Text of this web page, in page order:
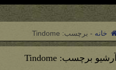
خانه - برچسب: Tindome
آرشیو برچسب:Tindome